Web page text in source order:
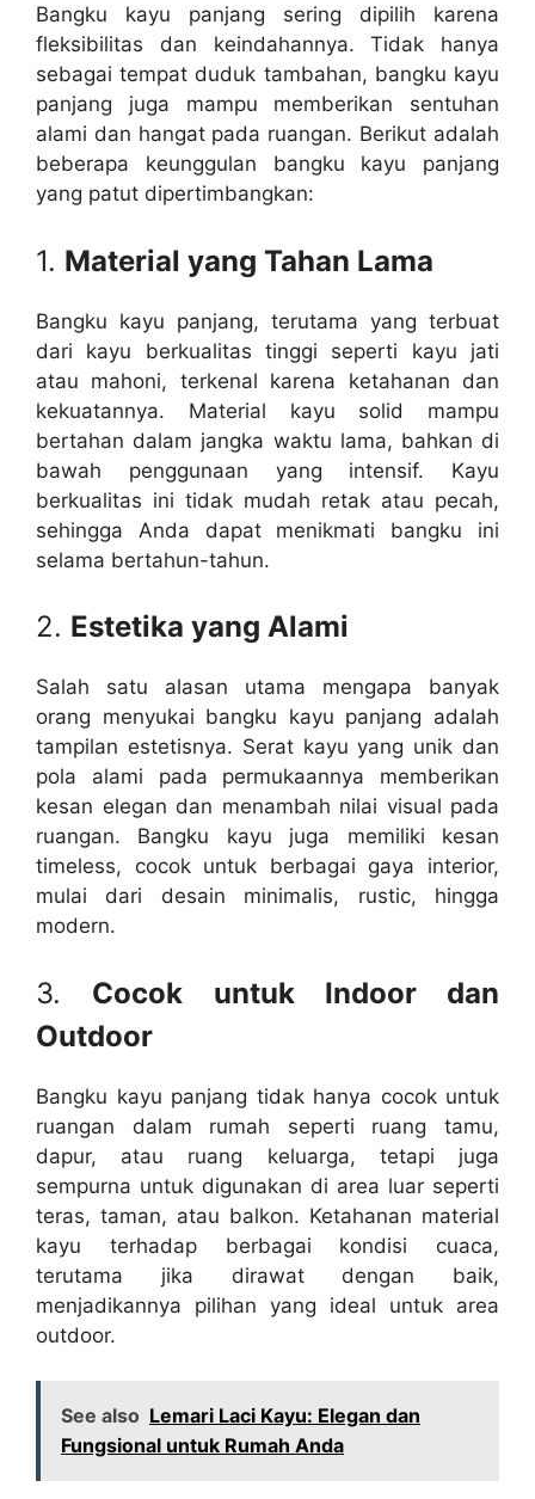
Bangku kayu panjang sering dipilih karena
fleksibilitas dan keindahannya. Tidak hanya
sebagai tempat duduk tambahan, bangku kayu
panjang juga mampu memberikan sentuhan
alami dan hangat pada ruangan. Berikut adalah
beberapa keunggulan bangku kayu panjang
yang patut dipertimbangkan:
1. Material yang Tahan Lama
Bangku kayu panjang, terutama yang terbuat
dari kayu berkualitas tinggi seperti kayu jati
atau mahoni, terkenal karena ketahanan dan
kekuatannya. Material kayu solid mampu
bertahan dalam jangka waktu lama, bahkan di
bawah penggunaan yang intensif. Kayu
berkualitas ini tidak mudah retak atau pecah,
sehingga Anda dapat menikmati bangku ini
selama bertahun-tahun.
2. Estetika yang Alami
Salah satu alasan utama mengapa banyak
orang menyukai bangku kayu panjang adalah
tampilan estetisnya. Serat kayu yang unik dan
pola alami pada permukaannya memberikan
kesan elegan dan menambah nilai visual pada
ruangan. Bangku kayu juga memiliki kesan
timeless, cocok untuk berbagai gaya interior,
mulai dari desain minimalis, rustic, hingga
modern.
3. Cocok untuk Indoor dan
Outdoor
Bangku kayu panjang tidak hanya cocok untuk
ruangan dalam rumah seperti ruang tamu,
dapur, atau ruang keluarga, tetapi juga
sempurna untuk digunakan di area luar seperti
teras, taman, atau balkon. Ketahanan material
kayu terhadap berbagai kondisi cuaca,
terutama jika dirawat dengan baik,
menjadikannya pilihan yang ideal untuk area
outdoor.
See also Lemari Laci Kayu: Elegan dan
Fungsional untuk Rumah Anda